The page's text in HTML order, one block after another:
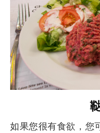
如果您很有食欲，您可以试试鞑靼牛肉。比利时的